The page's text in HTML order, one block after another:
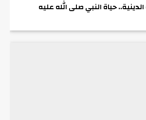
حياة النبي صلى الله عليه